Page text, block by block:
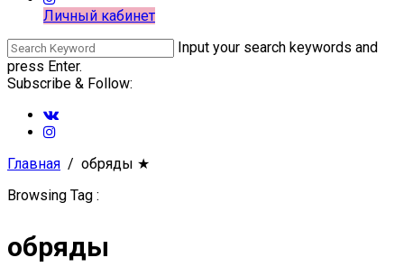
Личный кабинет
Input your search keywords and
press Enter.
Subscribe & Follow:
Главная обряды ★
Browsing Tag :
обряды